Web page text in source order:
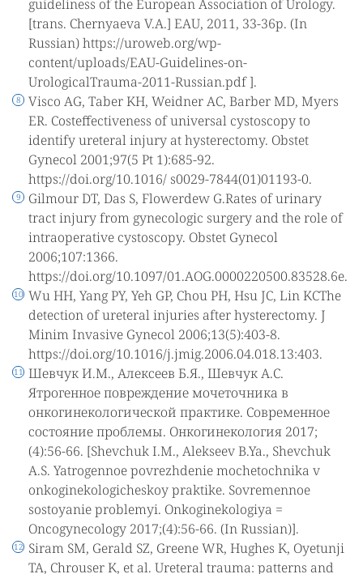
guideliness of the European Association of Urology.
[trans. Chernyaeva V.A.] EAU, 2011, 33-36p. (In
Russian) https://uroweb.org/wp-
content/uploads/EAU-Guidelines-on-
UrologicalTrauma-2011-Russian.pdf ].
Visco AG, Taber KH, Weidner AC, Barber MD, Myers
ER. Costeffectiveness of universal cystoscopy to
identify ureteral injury at hysterectomy. Obstet
Gynecol 2001;97(5 Pt 1):685-92.
https://doi.org/10.1016/ s0029-7844(01)01193-0.
Gilmour DT, Das S, Flowerdew G.Rates of urinary
tract injury from gynecologic surgery and the role of
intraoperative cystoscopy. Obstet Gynecol
2006;107:1366.
https://doi.org/10.1097/01.AOG.0000220500.83528.6e.
Wu HH, Yang PY, Yeh GP, Chou PH, Hsu JC, Lin KCThe
detection of ureteral injuries after hysterectomy. J
Minim Invasive Gynecol 2006;13(5):403-8.
https://doi.org/10.1016/j.jmig.2006.04.018.13:403.
Шевчук И.М., Алексеев Б.Я., Шевчук А.С.
Ятрогенное повреждение мочеточника в
онкогинекологической практике. Современное
состояние проблемы. Онкогинекология 2017;
(4):56-66. [Shevchuk I.M., Alekseev B.Ya., Shevchuk
A.S. Yatrogennoe povrezhdenie mochetochnika v
onkoginekologicheskoy praktike. Sovremennoe
sostoyanie problemyi. Onkoginekologiya =
Oncogynecology 2017;(4):56-66. (In Russian)].
Siram SM, Gerald SZ, Greene WR, Hughes K, Oyetunji
TA, Chrouser K, et al. Ureteral trauma: patterns and